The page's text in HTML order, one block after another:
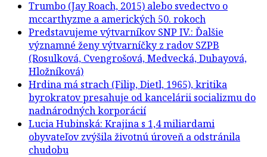
Trumbo (Jay Roach, 2015) alebo svedectvo o
mccarthyzme a amerických 50. rokoch
Predstavujeme výtvarníkov SNP IV.: Ďalšie
významné ženy výtvarníčky z radov SZPB
(Rosulková, Cvengrošová, Medvecká, Dubayová,
Hložníková)
Hrdina má strach (Filip, Dietl, 1965), kritika
byrokratov presahuje od kancelárii socializmu do
nadnárodných korporácií
Lucia Hubinská: Krajina s 1,4 miliardami
obyvateľov zvýšila životnú úroveň a odstránila
chudobu